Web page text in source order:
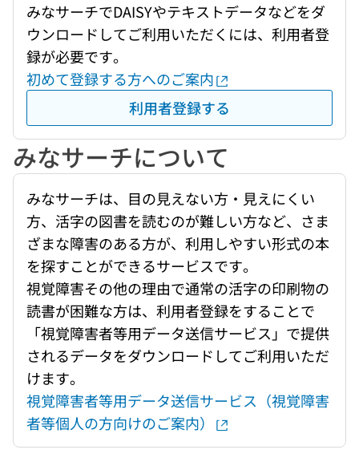
みなサーチでDAISYやテキストデータなどをダ
ウンロードしてご利用いただくには、利用者登
録が必要です。
初めて登録する方へのご案内
利用者登録する
みなサーチについて
みなサーチは、目の見えない方・見えにくい
方、活字の図書を読むのが難しい方など、さま
ざまな障害のある方が、利用しやすい形式の本
を探すことができるサービスです。
視覚障害その他の理由で通常の活字の印刷物の
読書が困難な方は、利用者登録をすることで
「視覚障害者等用データ送信サービス」で提供
されるデータをダウンロードしてご利用いただ
けます。
視覚障害者等用データ送信サービス（視覚障害
者等個人の方向けのご案内）